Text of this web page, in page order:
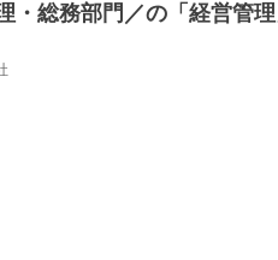
・総務部門／の「経営管